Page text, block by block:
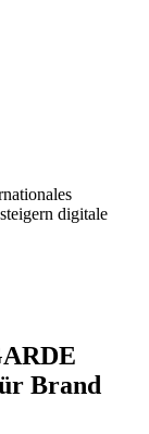
digitale
Brand